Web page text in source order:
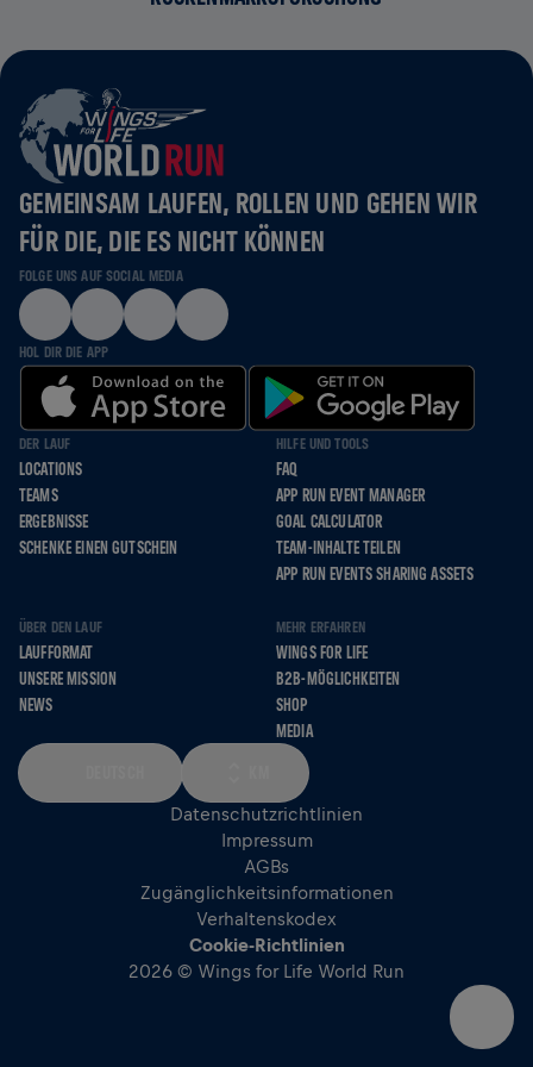
GEMEINSAM LAUFEN, ROLLEN UND GEHEN WIR
FÜR DIE, DIE ES NICHT KÖNNEN
FOLGE UNS AUF SOCIAL MEDIA
HOL DIR DIE APP
DER LAUF
LOCATIONS
TEAMS
ERGEBNISSE
SCHENKE EINEN GUTSCHEIN
HILFE UND TOOLS
FAQ
APP RUN EVENT MANAGER
GOAL CALCULATOR
TEAM-INHALTE TEILEN
APP RUN EVENTS SHARING ASSETS
ÜBER DEN LAUF
LAUFFORMAT
UNSERE MISSION
NEWS
MEHR ERFAHREN
WINGS FOR LIFE
B2B-MÖGLICHKEITEN
SHOP
MEDIA
Datenschutzrichtlinien
Impressum
AGBs
Zugänglichkeitsinformationen
Verhaltenskodex
Cookie-Richtlinien
2026 © Wings for Life World Run